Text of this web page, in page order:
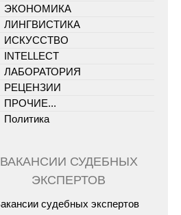
ЭКОНОМИКА
ЛИНГВИСТИКА
ИСКУССТВО
INTELLECT
ЛАБОРАТОРИЯ
РЕЦЕНЗИИ
ПРОЧИЕ...
Политика
ВАКАНСИИ СУДЕБНЫХ
ЭКСПЕРТОВ